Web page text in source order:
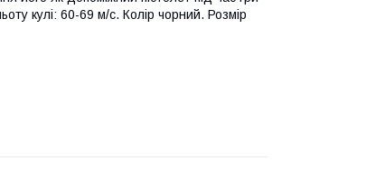
кулі: 60-69 м/с. Колір чорний. Розмір